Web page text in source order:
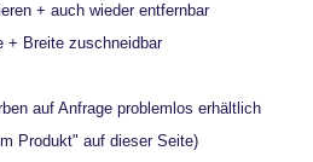
+ auch wieder entfernbar
+ Breite zuschneidbar
auf Anfrage problemlos erhältlich
Produkt" auf dieser Seite)